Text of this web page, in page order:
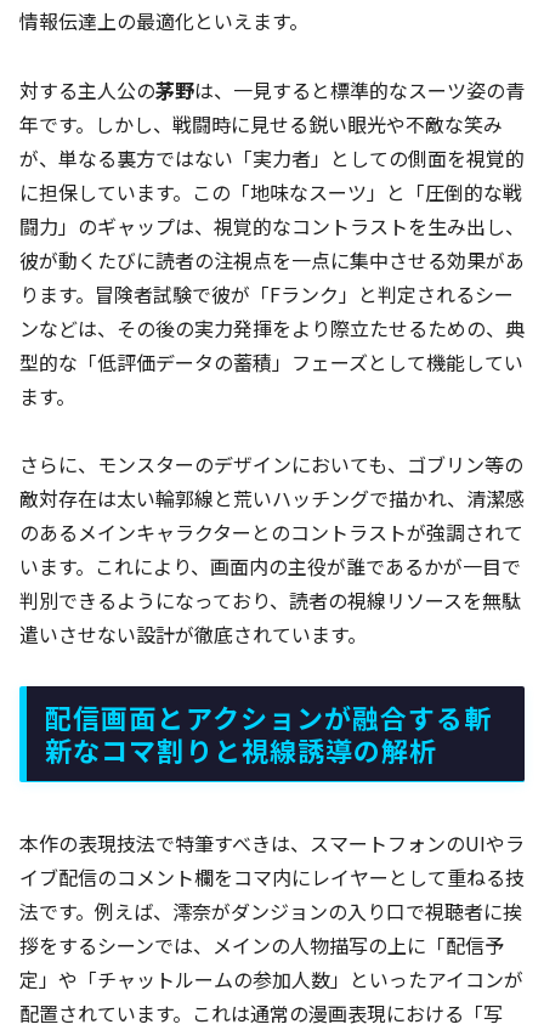
情報伝達上の最適化といえます。
対する主人公の茅野は、一見すると標準的なスーツ姿の青
年です。しかし、戦闘時に見せる鋭い眼光や不敵な笑み
が、単なる裏方ではない「実力者」としての側面を視覚的
に担保しています。この「地味なスーツ」と「圧倒的な戦
闘力」のギャップは、視覚的なコントラストを生み出し、
彼が動くたびに読者の注視点を一点に集中させる効果があ
ります。冒険者試験で彼が「Fランク」と判定されるシー
ンなどは、その後の実力発揮をより際立たせるための、典
型的な「低評価データの蓄積」フェーズとして機能してい
ます。
さらに、モンスターのデザインにおいても、ゴブリン等の
敵対存在は太い輪郭線と荒いハッチングで描かれ、清潔感
のあるメインキャラクターとのコントラストが強調されて
います。これにより、画面内の主役が誰であるかが一目で
判別できるようになっており、読者の視線リソースを無駄
遣いさせない設計が徹底されています。
配信画面とアクションが融合する斬
新なコマ割りと視線誘導の解析
本作の表現技法で特筆すべきは、スマートフォンのUIやラ
イブ配信のコメント欄をコマ内にレイヤーとして重ねる技
法です。例えば、澪奈がダンジョンの入り口で視聴者に挨
拶をするシーンでは、メインの人物描写の上に「配信予
定」や「チャットルームの参加人数」といったアイコンが
配置されています。これは通常の漫画表現における「写